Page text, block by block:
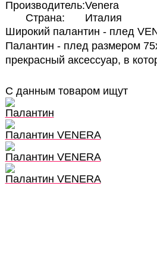
Производитель:Venera
Страна:
Италия
Широкий палантин - плед
Палантин - плед размером
прекрасный аксессуар, в
С данным товаром ищут
Палантин
Палантин VENERA
Палантин VENERA
Палантин VENERA